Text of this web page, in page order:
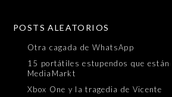
POSTS ALEATORIOS
Otra cagada de WhatsApp
15 portátiles estupendos que están
MediaMarkt
Xbox One y la tragedia de Vicente